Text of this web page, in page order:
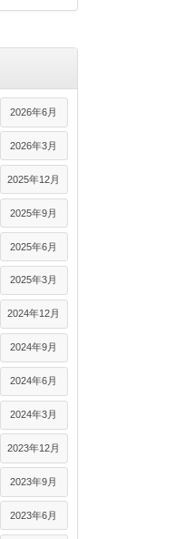
2026年6月
2026年3月
2025年12月
2025年9月
2025年6月
2025年3月
2024年12月
2024年9月
2024年6月
2024年3月
2023年12月
2023年9月
2023年6月